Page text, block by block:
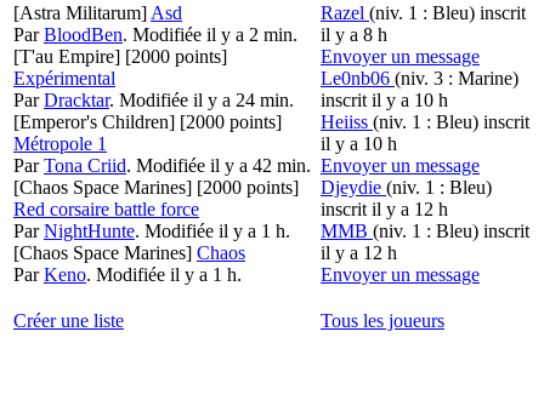
[Astra Militarum] Asd
ParBloodBen. Modifiée il y a 2 min.
[T'au Empire] [2000 points]
Expérimental
ParDracktar. Modifiée il y a 24 min.
[Emperor's Children] [2000 points]
Métropole 1
ParTona Criid. Modifiée il y a 42 min.
[Chaos Space Marines] [2000 points]
Red corsaire battle force
ParNightHunte. Modifiée il y a 1 h.
[Chaos Space Marines] Chaos
ParKeno. Modifiée il y a 1 h.
Razel (niv. 1 : Bleu) inscrit
il y a 8 h
Envoyer un message
Le0nb06 (niv. 3 : Marine)
inscrit il y a 10 h
Heiiss (niv. 1 : Bleu) inscrit
il y a 10 h
Envoyer un message
Djeydie (niv. 1 : Bleu)
inscrit il y a 12 h
MMB (niv. 1 : Bleu) inscrit
il y a 12 h
Envoyer un message
Créer une liste Tous les joueurs